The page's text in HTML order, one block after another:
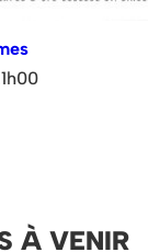
À VENIR